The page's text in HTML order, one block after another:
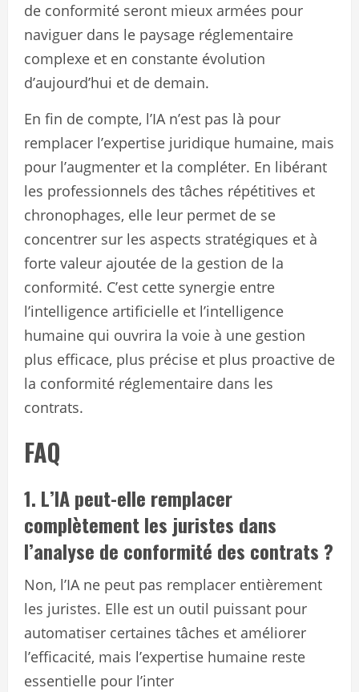
de conformité seront mieux armées pour
naviguer dans le paysage réglementaire
complexe et en constante évolution
d’aujourd’hui et de demain.
En fin de compte, l’IA n’est pas là pour
remplacer l’expertise juridique humaine, mais
pour l’augmenter et la compléter. En libérant
les professionnels des tâches répétitives et
chronophages, elle leur permet de se
concentrer sur les aspects stratégiques et à
forte valeur ajoutée de la gestion de la
conformité. C’est cette synergie entre
l’intelligence artificielle et l’intelligence
humaine qui ouvrira la voie à une gestion
plus efficace, plus précise et plus proactive de
la conformité réglementaire dans les
contrats.
FAQ
1. L’IA peut-elle remplacer
complètement les juristes dans
l’analyse de conformité des contrats ?
Non, l’IA ne peut pas remplacer entièrement
les juristes. Elle est un outil puissant pour
automatiser certaines tâches et améliorer
l’efficacité, mais l’expertise humaine reste
essentielle pour l’inter